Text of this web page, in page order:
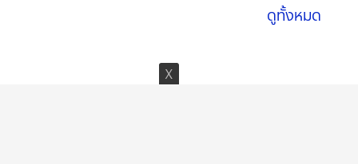
ดูทั้งหมด